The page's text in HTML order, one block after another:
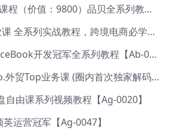
曾亮品贝SEO课程（价值：9800）品贝全系列教程 【Ab-0022】
米课.老华商业课 全系列实战教程，跨境电商必学，价值16900元【Ag-0053】
新版外土司FaceBook开发冠军全系列教程【Ab-0021】
新版鼎贸Coco.外贸Top业务课 (圈内首次独家解码|460节课)【Ag-0091】
自由课系列视频教程【Ag-0020】
运营冠军【Ag-0047】